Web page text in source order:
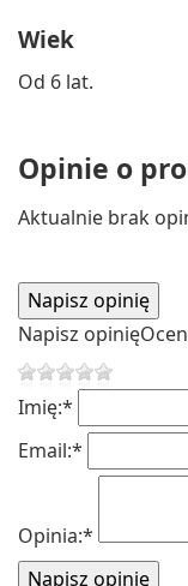
Wiek
Od 6 lat.
Opinie o
Aktualnie brak
Napisz opinię
Imię:*
Email:*
Opinia:*